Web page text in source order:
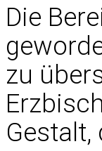
Die
zu